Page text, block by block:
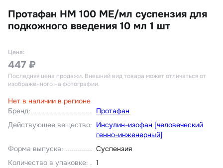
Протафан HM 100 МЕ/мл суспензия для
подкожного введения 10 мл 1 шт
Бренд:
Протафан
Действующее вещество: Инсулин-изофан [человеческий
генно-инженерный]
Форма выпуска:
Суспензия
Количество в упаковке:
1
Цена:
447 ₽
Последняя цена продажи. Внешний вид товара может отличаться от
изображённого на фотографии.
Нет в наличии в регионе